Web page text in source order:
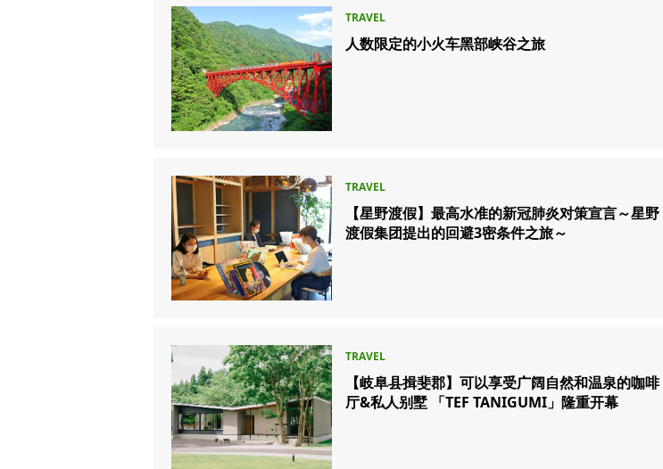
人数限定的小火车黑部峡谷之旅
【星野渡假】最高水准的新冠肺炎对策宣言～星野
渡假集团提出的回避3密条件之旅～
【岐阜县揖斐郡】可以享受广阔自然和温泉的咖啡
厅&私人别墅 「TEF TANIGUMI」隆重开幕